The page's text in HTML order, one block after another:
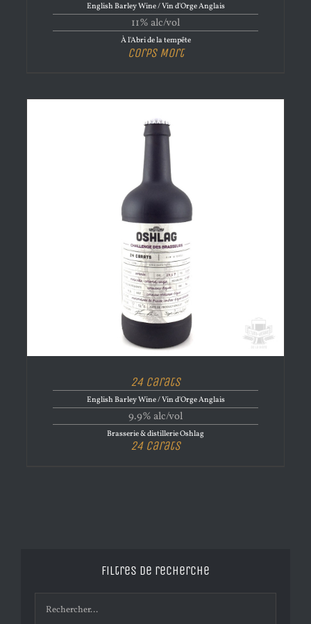
English Barley Wine / Vin d'Orge Anglais
11% alc/vol
À l'Abri de la tempête
Corps Mort
24 Carats
English Barley Wine / Vin d'Orge Anglais
9.9% alc/vol
Brasserie & distillerie Oshlag
24 Carats
Filtres de recherche